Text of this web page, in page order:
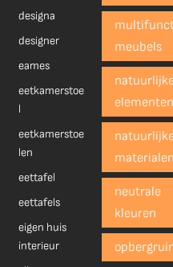
designa
designer
eames
eetkamerstoe
l
eetkamerstoe
len
eettafel
eettafels
eigen huis
interieur
meubels
neutrale
kleuren